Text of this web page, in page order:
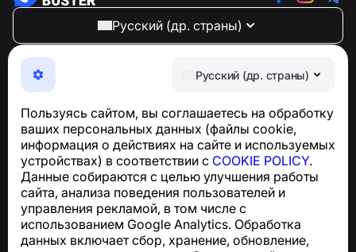
Русский (др. страны)
Пользуясь сайтом, вы соглашаетесь на обработку
ваших персональных данных (файлы cookie,
информация о действиях на сайте и используемых
устройствах) в соответствии с COOKIE POLICY.
Данные собираются с целью улучшения работы
сайта, анализа поведения пользователей и
управления рекламой, в том числе с
использованием Google Analytics. Обработка
данных включает сбор, хранение, обновление,
Русский (др. страны)
NumBuster © 2013—2026 ·
Максимально удобное приложение для защиты от
телефонных мошенников, спама и нежелательных
Для запросов по соблюдению GDPR:
support@numbuster.com
Центр поддержки
Новости и статьи
О проекте
Контакты